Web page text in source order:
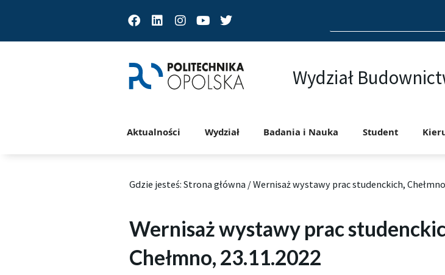
Facebook
LinkedinInstagram
YoutubeTwitter
for:
Wydział
Aktualności Wydział Badania i Nauka Student
Gdzie jesteś: Strona główna /Wernisaż wystawy prac studenckich,
Wernisaż wystawy prac
Chełmno, 23.11.2022